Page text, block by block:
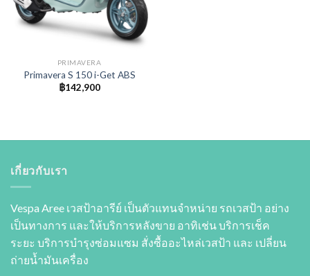
PRIMAVERA
Primavera S 150 i-Get ABS
฿142,900
เกี่ยวกับเรา
Vespa Aree เวสป้าอารีย์ เป็นตัวแทนจำหน่าย รถเวสป้า อย่าง
เป็นทางการ และให้บริการหลังขาย อาทิเช่น บริการเช็ค
ระยะ บริการบำรุงซ่อมแซม สั่งซื้ออะไหล่เวสป้า และ เปลี่ยน
ถ่ายนํ้ามันเครื่อง